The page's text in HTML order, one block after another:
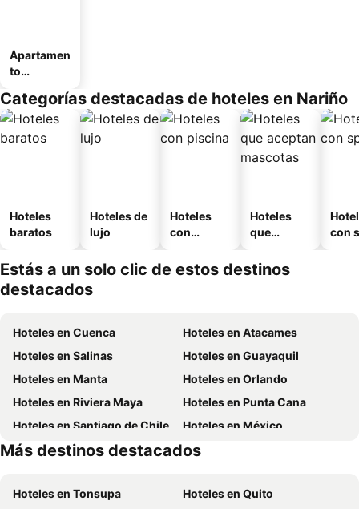
Apartamen
to
o
Categorías destacadas de hoteles en Nariño
Hoteles
baratos
Hoteles de
lujo
Hoteles
con
Hoteles
que
mascotas
con
Estás a un solo clic de estos destinos
destacados
Hoteles en Cuenca
Hoteles en Atacames
Hoteles en Salinas
Hoteles en Guayaquil
Hoteles en Manta
Hoteles en Orlando
Hoteles en Riviera Maya
Hoteles en Punta Cana
Hoteles en Santiago de Chile
Hoteles en México
Hoteles en Galápagos
Hoteles en Esmeraldas
Más destinos destacados
Hoteles en Tonsupa
Hoteles en Quito